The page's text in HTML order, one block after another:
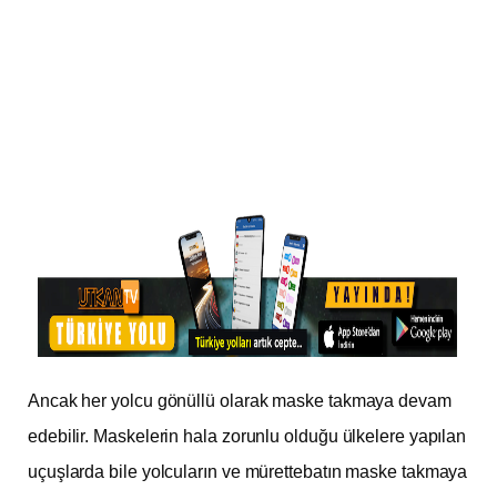
Ancak her yolcu gönüllü olarak maske takmaya devam
edebilir. Maskelerin hala zorunlu olduğu ülkelere yapılan
uçuşlarda bile yolcuların ve mürettebatın maske takmaya